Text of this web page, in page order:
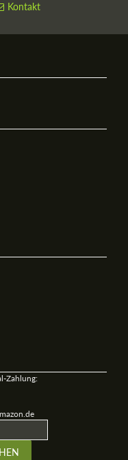
Kontakt
Zahlung: